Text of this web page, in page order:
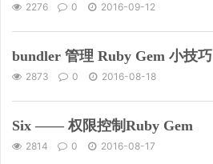
2276 0 2016-09-12
bundler 管理 Ruby Gem 小技巧
2873 0 2016-08-18
Six —— 权限控制Ruby Gem
2814 0 2016-08-17